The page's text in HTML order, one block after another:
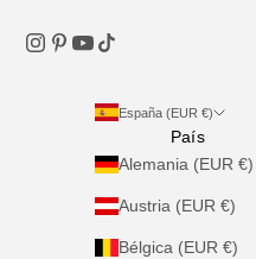
España (EUR €)
País
Alemania (EUR €)
Austria (EUR €)
Bélgica (EUR €)